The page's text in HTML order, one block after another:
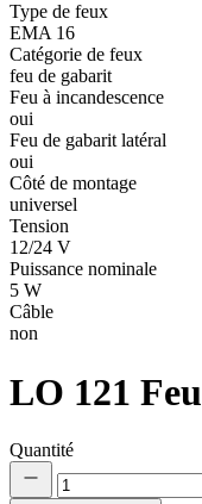
Type de feux
EMA 16
Catégorie de feux
feu de gabarit
Feu à incandescence
oui
Feu de gabarit latéral
oui
Côté de montage
universel
Tension
12/24 V
Puissance nominale
5 W
Câble
non
LO 121
Quantité